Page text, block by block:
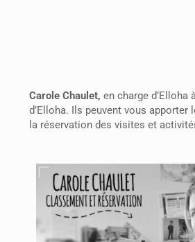
Carole Chaulet, en charge
d’Elloha. Ils peuvent vous
la réservation des visites et